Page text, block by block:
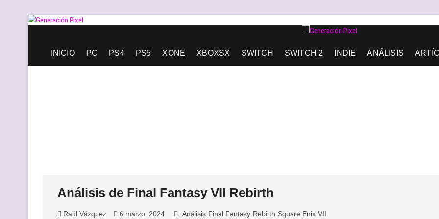
Saltar
Generación Pixel
INICIO PC PS4 PS5 XONE XBOXSX SWITCH SWITCH 2 INDIE ANÁLISIS
Análisis de Final Fantasy VII Rebirth
Raúl Vázquez 6 marzo, 2024 Análisis Final Fantasy Rebirth Square Enix VII